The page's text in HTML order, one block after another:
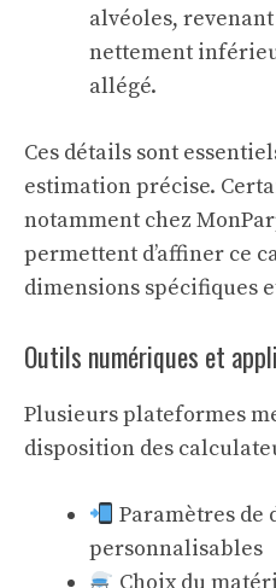
alvéoles,
nettement
allégé.
Ces détails sont
estimation précise.
notamment chez
permettent d’affiner ce
dimensions spécifiques
Outils numériques et
Plusieurs plateformes
disposition des
Paramètres de
personnalisables